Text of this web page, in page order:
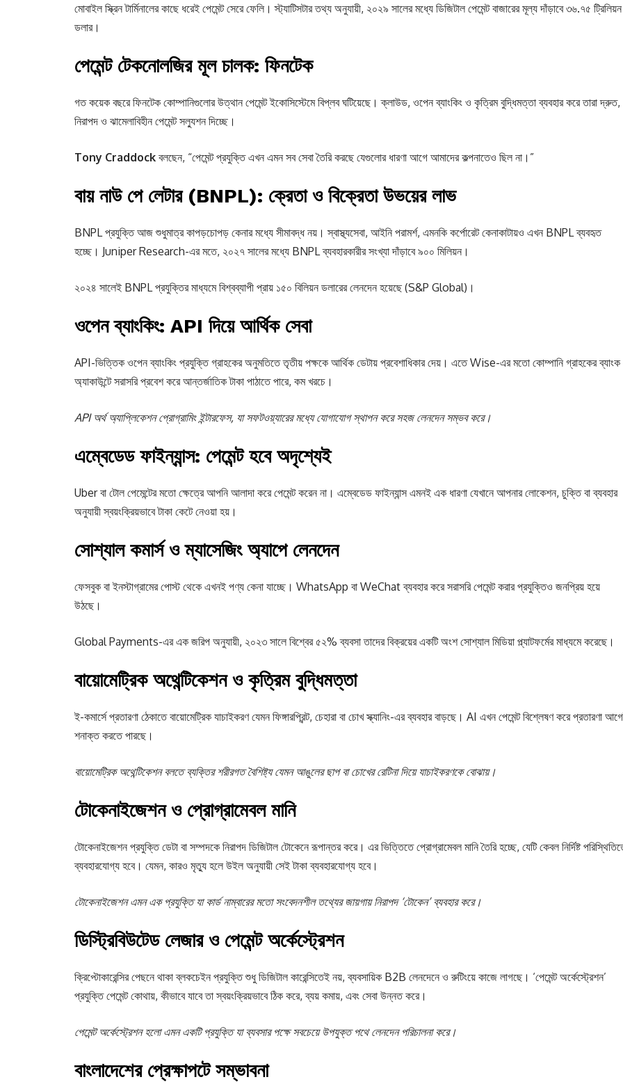
মোবাইল স্ক্রিন টার্মিনালের কাছে ধরেই পেমেন্ট সেরে ফেলি। স্ট্যাটিসটার তথ্য অনুযায়ী, ২০২৯ সালের মধ্যে ডিজিটাল পেমেন্ট বাজারের মূল্য দাঁড়াবে ৩৬.৭৫ ট্রিলিয়ন
ডলার।
পেমেন্ট টেকনোলজির মূল চালক: ফিনটেক
গত কয়েক বছরে ফিনটেক কোম্পানিগুলোর উত্থান পেমেন্ট ইকোসিস্টেমে বিপ্লব ঘটিয়েছে। ক্লাউড, ওপেন ব্যাংকিং ও কৃত্রিম বুদ্ধিমত্তা ব্যবহার করে তারা দ্রুত,
নিরাপদ ও ঝামেলাবিহীন পেমেন্ট সল্যুশন দিচ্ছে।
Tony Craddock বলছেন, “পেমেন্ট প্রযুক্তি এখন এমন সব সেবা তৈরি করছে যেগুলোর ধারণা আগে আমাদের কল্পনাতেও ছিল না।”
বায় নাউ পে লেটার (BNPL): ক্রেতা ও বিক্রেতা উভয়ের লাভ
BNPL প্রযুক্তি আজ শুধুমাত্র কাপড়চোপড় কেনার মধ্যে সীমাবদ্ধ নয়। স্বাস্থ্যসেবা, আইনি পরামর্শ, এমনকি কর্পোরেট কেনাকাটায়ও এখন BNPL ব্যবহৃত
হচ্ছে। Juniper Research-এর মতে, ২০২৭ সালের মধ্যে BNPL ব্যবহারকারীর সংখ্যা দাঁড়াবে ৯০০ মিলিয়ন।
২০২৪ সালেই BNPL প্রযুক্তির মাধ্যমে বিশ্বব্যাপী প্রায় ১৫০ বিলিয়ন ডলারের লেনদেন হয়েছে (S&P Global)।
ওপেন ব্যাংকিং: API দিয়ে আর্থিক সেবা
API-ভিত্তিক ওপেন ব্যাংকিং প্রযুক্তি গ্রাহকের অনুমতিতে তৃতীয় পক্ষকে আর্থিক ডেটায় প্রবেশাধিকার দেয়। এতে Wise-এর মতো কোম্পানি গ্রাহকের ব্যাংক
অ্যাকাউন্টে সরাসরি প্রবেশ করে আন্তর্জাতিক টাকা পাঠাতে পারে, কম খরচে।
API অর্থ অ্যাপ্লিকেশন প্রোগ্রামিং ইন্টারফেস, যা সফটওয়্যারের মধ্যে যোগাযোগ স্থাপন করে সহজ লেনদেন সম্ভব করে।
এম্বেডেড ফাইন্যান্স: পেমেন্ট হবে অদৃশ্যেই
Uber বা টোল পেমেন্টের মতো ক্ষেত্রে আপনি আলাদা করে পেমেন্ট করেন না। এম্বেডেড ফাইন্যান্স এমনই এক ধারণা যেখানে আপনার লোকেশন, চুক্তি বা ব্যবহার
অনুযায়ী স্বয়ংক্রিয়ভাবে টাকা কেটে নেওয়া হয়।
সোশ্যাল কমার্স ও ম্যাসেজিং অ্যাপে লেনদেন
ফেসবুক বা ইনস্টাগ্রামের পোস্ট থেকে এখনই পণ্য কেনা যাচ্ছে। WhatsApp বা WeChat ব্যবহার করে সরাসরি পেমেন্ট করার প্রযুক্তিও জনপ্রিয় হয়ে
উঠছে।
Global Payments-এর এক জরিপ অনুযায়ী, ২০২৩ সালে বিশ্বের ৫২% ব্যবসা তাদের বিক্রয়ের একটি অংশ সোশ্যাল মিডিয়া প্ল্যাটফর্মের মাধ্যমে করেছে।
বায়োমেট্রিক অথেন্টিকেশন ও কৃত্রিম বুদ্ধিমত্তা
ই-কমার্সে প্রতারণা ঠেকাতে বায়োমেট্রিক যাচাইকরণ যেমন ফিঙ্গারপ্রিন্ট, চেহারা বা চোখ স্ক্যানিং-এর ব্যবহার বাড়ছে। AI এখন পেমেন্ট বিশ্লেষণ করে প্রতারণা
শনাক্ত করতে পারছে।
বায়োমেট্রিক অথেন্টিকেশন বলতে ব্যক্তির শরীরগত বৈশিষ্ট্য যেমন আঙুলের ছাপ বা চোখের রেটিনা দিয়ে যাচাইকরণকে বোঝায়।
টোকেনাইজেশন ও প্রোগ্রামেবল মানি
টোকেনাইজেশন প্রযুক্তি ডেটা বা সম্পদকে নিরাপদ ডিজিটাল টোকেনে রূপান্তর করে। এর ভিত্তিতে প্রোগ্রামেবল মানি তৈরি হচ্ছে, যেটি কেবল নির্দিষ্ট
ব্যবহারযোগ্য হবে। যেমন, কারও মৃত্যু হলে উইল অনুযায়ী সেই টাকা ব্যবহারযোগ্য হবে।
টোকেনাইজেশন এমন এক প্রযুক্তি যা কার্ড নাম্বারের মতো সংবেদনশীল তথ্যের জায়গায় নিরাপদ ‘টোকেন’ ব্যবহার করে।
ডিস্ট্রিবিউটেড লেজার ও পেমেন্ট অর্কেস্ট্রেশন
ক্রিপ্টোকারেন্সির পেছনে থাকা ব্লকচেইন প্রযুক্তি শুধু ডিজিটাল কারেন্সিতেই নয়, ব্যবসায়িক B2B লেনদেনে ও রুটিংয়ে কাজে লাগছে। ‘পেমেন্ট অর্কেস্ট্রেশন’
প্রযুক্তি পেমেন্ট কোথায়, কীভাবে যাবে তা স্বয়ংক্রিয়ভাবে ঠিক করে, ব্যয় কমায়, এবং সেবা উন্নত করে।
পেমেন্ট অর্কেস্ট্রেশন হলো এমন একটি প্রযুক্তি যা ব্যবসার পক্ষে সবচেয়ে উপযুক্ত পথে লেনদেন পরিচালনা করে।
বাংলাদেশের প্রেক্ষাপটে সম্ভাবনা